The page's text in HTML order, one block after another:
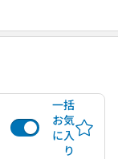
一括
お気
に入
り